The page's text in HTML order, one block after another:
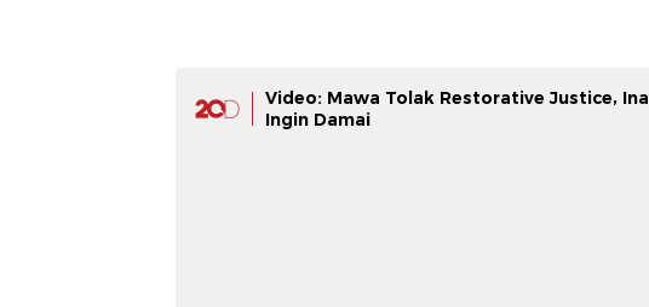
Video: Mawa Tolak Restorative Justice,
Ingin Damai